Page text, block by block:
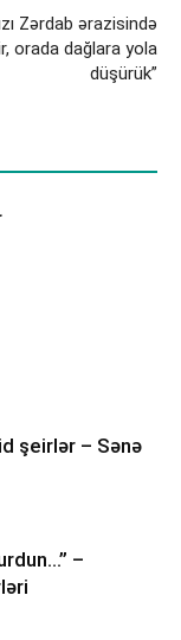
Zərdab ərazisində
orada dağlara yola
düşürük”
şeirlər – Sənə
–